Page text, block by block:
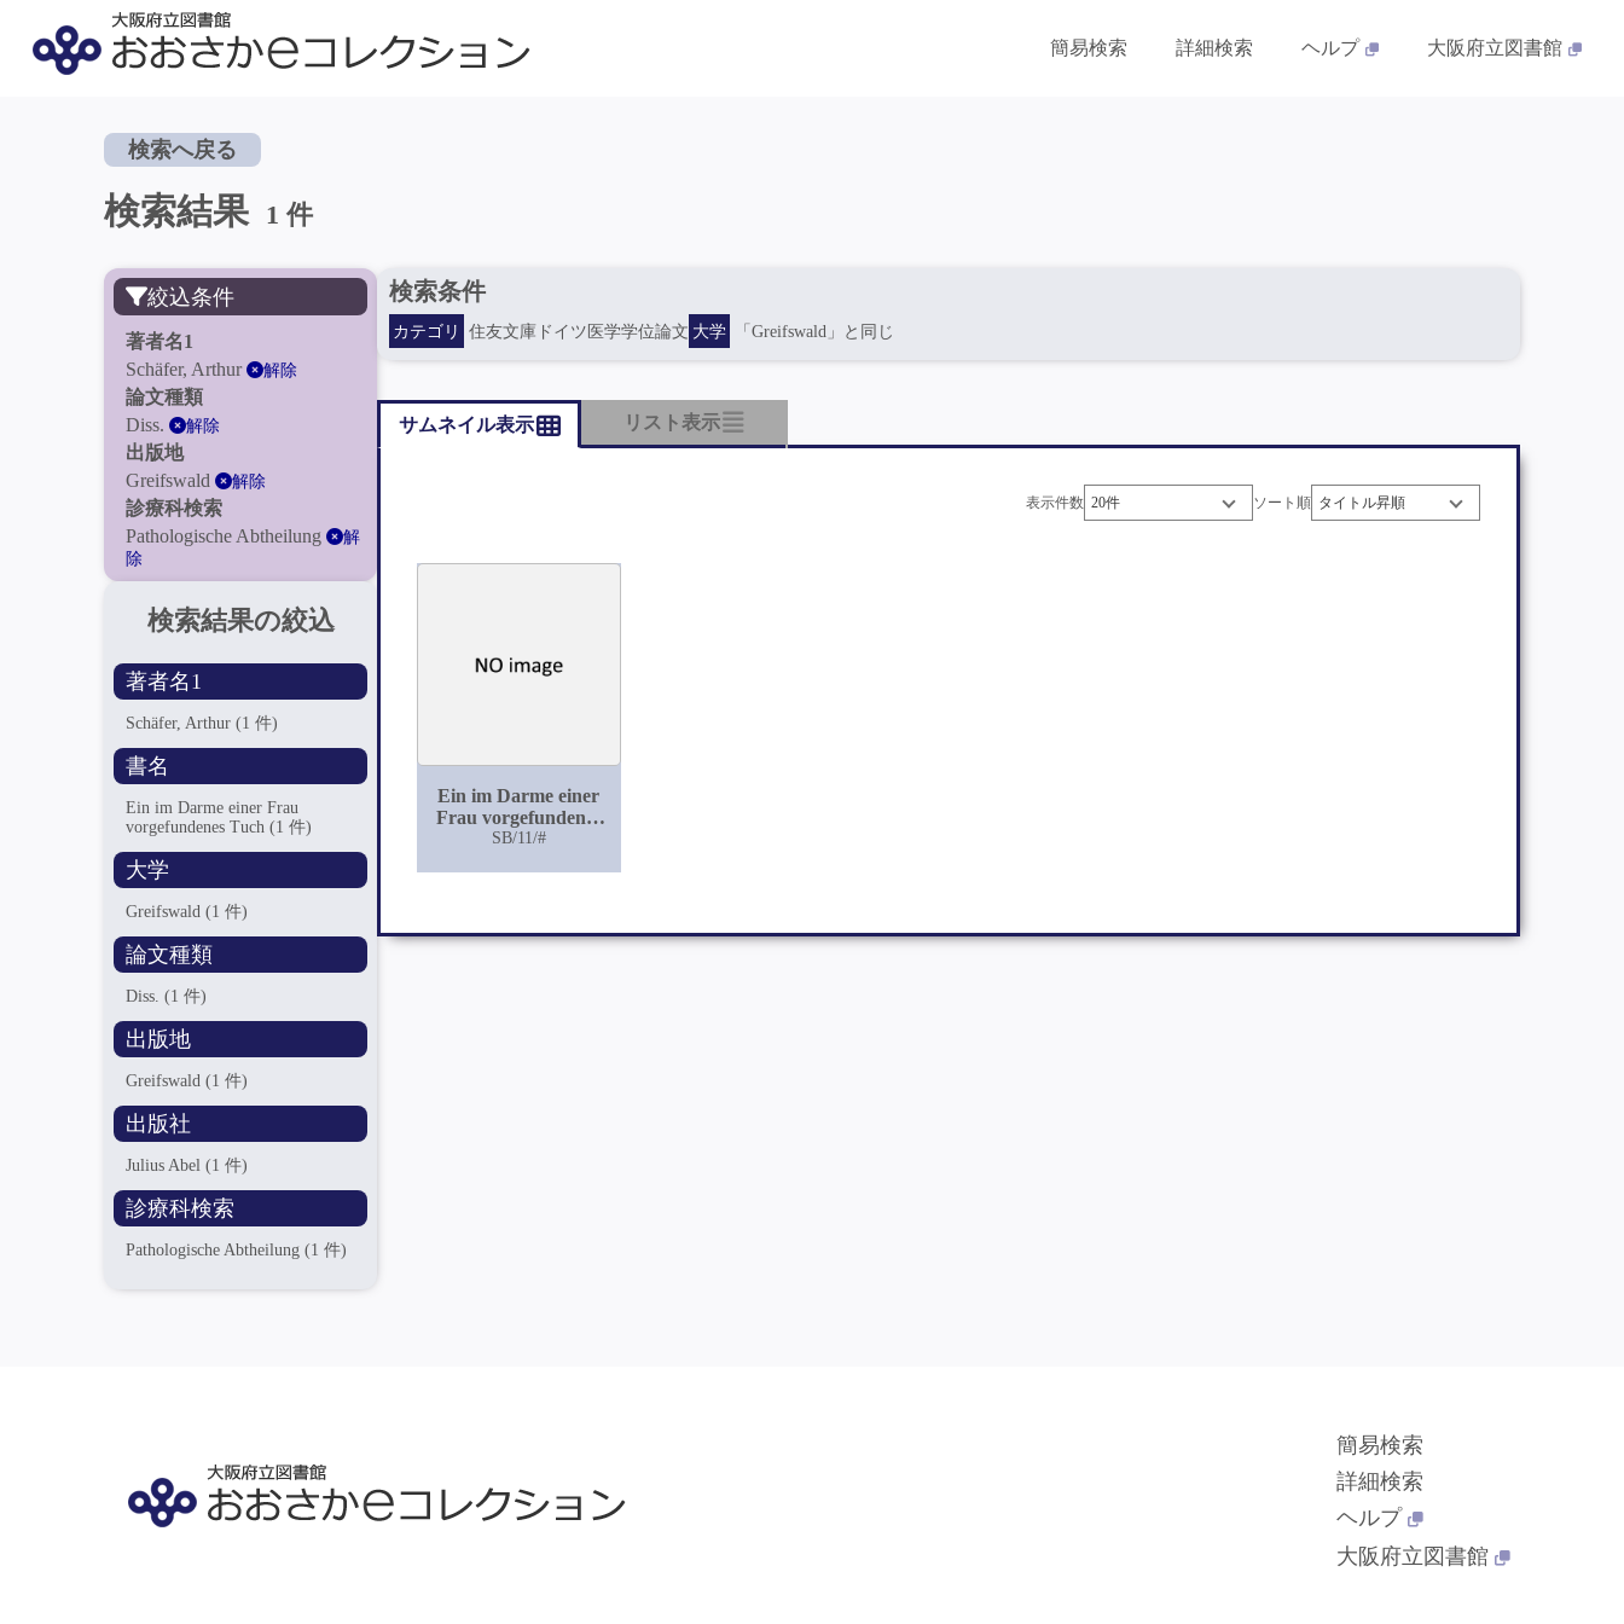
簡易検索 詳細検索 ヘルプ 大阪府立図書館
検索へ戻る
検索結果 1 件
絞込条件
著者名1
Schäfer, Arthur
解除
論文種類
Diss.
解除
出版地
Greifswald
解除
診療科検索
Pathologische Abtheilung
解
除
検索結果の絞込
著者名1
Schäfer, Arthur(1 件)
書名
Ein im Darme einer Frau
vorgefundenes Tuch(1 件)
大学
Greifswald(1 件)
論文種類
Diss.(1 件)
出版地
Greifswald(1 件)
出版社
Julius Abel(1 件)
診療科検索
Pathologische Abtheilung(1 件)
検索条件
カテゴリ 住友文庫ドイツ医学学位論文 大学 「Greifswald」と同じ
サムネイル表示 リスト表示
表示件数 ソート順
Ein im Darme einer
Frau vorgefundenes
Tuch
SB/11/#
簡易検索
詳細検索
ヘルプ
大阪府立図書館